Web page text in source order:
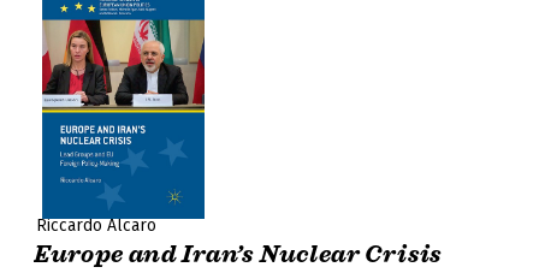
Riccardo Alcaro
Europe and Iran’s Nuclear Crisis